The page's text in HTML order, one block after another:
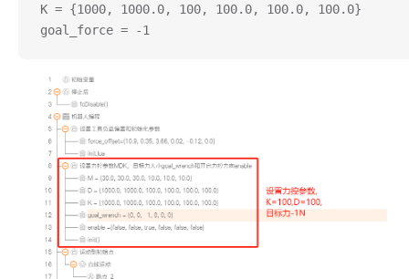
K = {1000, 1000.0, 100, 100.0, 100.0, 100.0}
goal_force = -1